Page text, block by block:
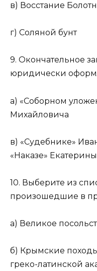
в) Восстание
г) Соляной бунт
9. Окончательное
юридически
а) «Соборном
Михайловича б)
в)
«Наказе»
10. Выберите из
произошедшие в
а) Великое
б) Крымские
греко-латинской